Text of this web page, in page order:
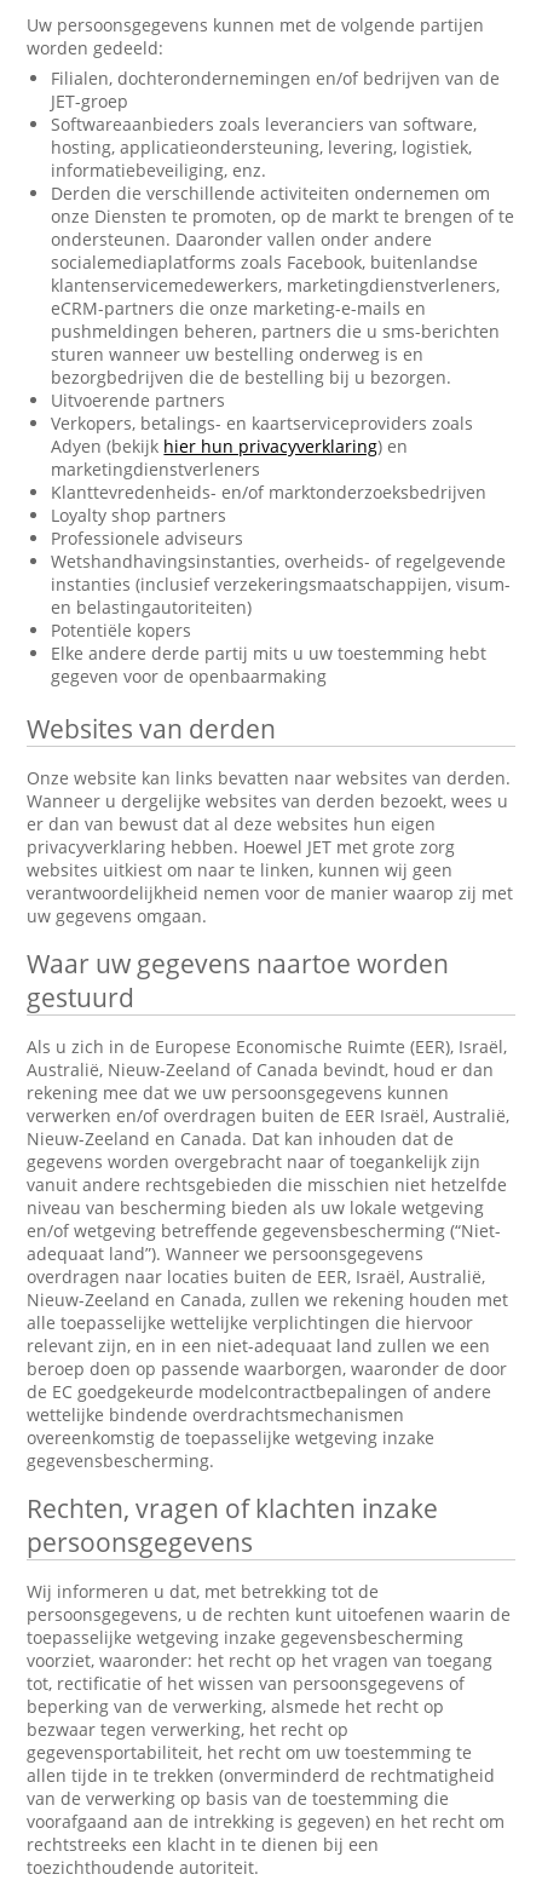
Uw persoonsgegevens kunnen met de volgende partijen
worden gedeeld:
Filialen, dochterondernemingen en/of bedrijven van de
JET-groep
Softwareaanbieders zoals leveranciers van software,
hosting, applicatieondersteuning, levering, logistiek,
informatiebeveiliging, enz.
Derden die verschillende activiteiten ondernemen om
onze Diensten te promoten, op de markt te brengen of te
ondersteunen. Daaronder vallen onder andere
socialemediaplatforms zoals Facebook, buitenlandse
klantenservicemedewerkers, marketingdienstverleners,
eCRM-partners die onze marketing-e-mails en
pushmeldingen beheren, partners die u sms-berichten
sturen wanneer uw bestelling onderweg is en
bezorgbedrijven die de bestelling bij u bezorgen.
Uitvoerende partners
Verkopers, betalings- en kaartserviceproviders zoals
Adyen (bekijk hier hun privacyverklaring) en
marketingdienstverleners
Klanttevredenheids- en/of marktonderzoeksbedrijven
Loyalty shop partners
Professionele adviseurs
Wetshandhavingsinstanties, overheids- of regelgevende
instanties (inclusief verzekeringsmaatschappijen, visum-
en belastingautoriteiten)
Potentiële kopers
Elke andere derde partij mits u uw toestemming hebt
gegeven voor de openbaarmaking
Websites van derden
Onze website kan links bevatten naar websites van derden.
Wanneer u dergelijke websites van derden bezoekt, wees u
er dan van bewust dat al deze websites hun eigen
privacyverklaring hebben. Hoewel JET met grote zorg
websites uitkiest om naar te linken, kunnen wij geen
verantwoordelijkheid nemen voor de manier waarop zij met
uw gegevens omgaan.
Waar uw gegevens naartoe worden
gestuurd
Als u zich in de Europese Economische Ruimte (EER), Israël,
Australië, Nieuw-Zeeland of Canada bevindt, houd er dan
rekening mee dat we uw persoonsgegevens kunnen
verwerken en/of overdragen buiten de EER Israël, Australië,
Nieuw-Zeeland en Canada. Dat kan inhouden dat de
gegevens worden overgebracht naar of toegankelijk zijn
vanuit andere rechtsgebieden die misschien niet hetzelfde
niveau van bescherming bieden als uw lokale wetgeving
en/of wetgeving betreffende gegevensbescherming (“Niet-
adequaat land”). Wanneer we persoonsgegevens
overdragen naar locaties buiten de EER, Israël, Australië,
Nieuw-Zeeland en Canada, zullen we rekening houden met
alle toepasselijke wettelijke verplichtingen die hiervoor
relevant zijn, en in een niet-adequaat land zullen we een
beroep doen op passende waarborgen, waaronder de door
de EC goedgekeurde modelcontractbepalingen of andere
wettelijke bindende overdrachtsmechanismen
overeenkomstig de toepasselijke wetgeving inzake
gegevensbescherming.
Rechten, vragen of klachten inzake
persoonsgegevens
Wij informeren u dat, met betrekking tot de
persoonsgegevens, u de rechten kunt uitoefenen waarin de
toepasselijke wetgeving inzake gegevensbescherming
voorziet, waaronder: het recht op het vragen van toegang
tot, rectificatie of het wissen van persoonsgegevens of
beperking van de verwerking, alsmede het recht op
bezwaar tegen verwerking, het recht op
gegevensportabiliteit, het recht om uw toestemming te
allen tijde in te trekken (onverminderd de rechtmatigheid
van de verwerking op basis van de toestemming die
voorafgaand aan de intrekking is gegeven) en het recht om
rechtstreeks een klacht in te dienen bij een
toezichthoudende autoriteit.